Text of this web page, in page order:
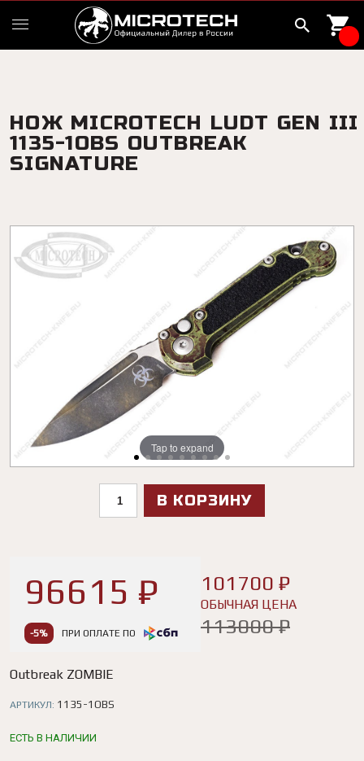
НОЖ MICROTECH LUDT GEN III
1135-1OBS OUTBREAK
SIGNATURE
Tap to expand
Tap to expand
Tap to expand
Tap to expand
Tap to expand
Tap to expand
Tap to expand
Tap to expand
Tap to expand
В КОРЗИНУ
96615 ₽
-5% ПРИ ОПЛАТЕ ПО
101700 ₽
ОБЫЧНАЯ ЦЕНА
113000 ₽
Outbreak ZOMBIE
АРТИКУЛ: 1135-1OBS
ЕСТЬ В НАЛИЧИИ